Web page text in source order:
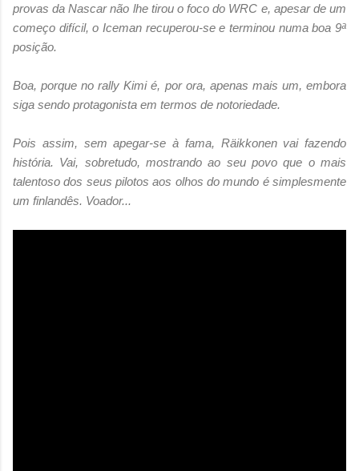
provas da Nascar não lhe tirou o foco do WRC e, apesar de um
começo difícil, o Iceman recuperou-se e terminou numa boa 9ª
posição.
Boa, porque no rally Kimi é, por ora, apenas mais um, embora
siga sendo protagonista em termos de notoriedade.
Pois assim, sem apegar-se à fama, Räikkonen vai fazendo
história. Vai, sobretudo, mostrando ao seu povo que o mais
talentoso dos seus pilotos aos olhos do mundo é simplesmente
um finlandês. Voador...